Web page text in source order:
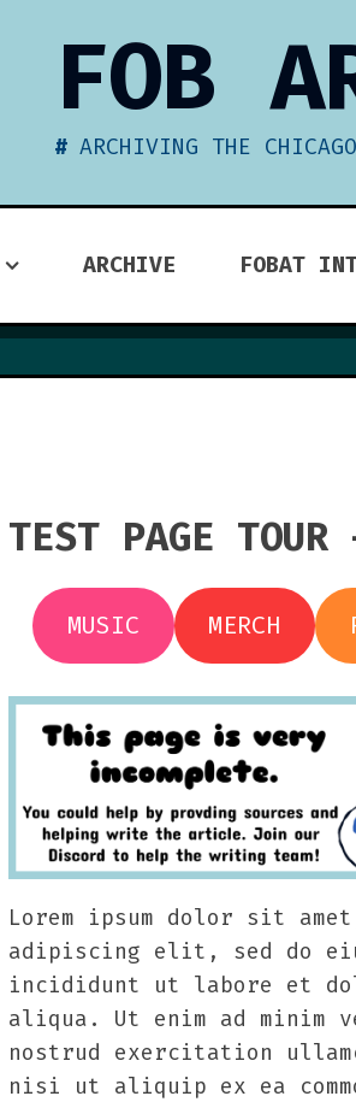
FOB
ARCHIVING THE
ARCHIVE FOBAT
TEST PAGE
MUSIC MERCH
Lorem ipsum dolor sit
adipiscing elit, sed do
incididunt ut labore et
aliqua. Ut enim ad minim
nostrud exercitation
nisi ut aliquip ex ea